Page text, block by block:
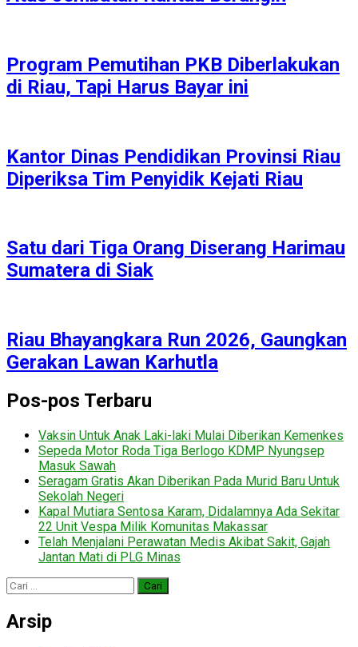
Program Pemutihan PKB Diberlakukan
di Riau, Tapi Harus Bayar ini
Kantor Dinas Pendidikan Provinsi Riau
Diperiksa Tim Penyidik Kejati Riau
Satu dari Tiga Orang Diserang Harimau
Sumatera di Siak
Riau Bhayangkara Run 2026, Gaungkan
Gerakan Lawan Karhutla
Pos-pos Terbaru
Vaksin Untuk Anak Laki-laki Mulai Diberikan Kemenkes
Sepeda Motor Roda Tiga Berlogo KDMP Nyungsep
Masuk Sawah
Seragam Gratis Akan Diberikan Pada Murid Baru Untuk
Sekolah Negeri
Kapal Mutiara Sentosa Karam, Didalamnya Ada Sekitar
22 Unit Vespa Milik Komunitas Makassar
Telah Menjalani Perawatan Medis Akibat Sakit, Gajah
Jantan Mati di PLG Minas
Cari
untuk:
Arsip